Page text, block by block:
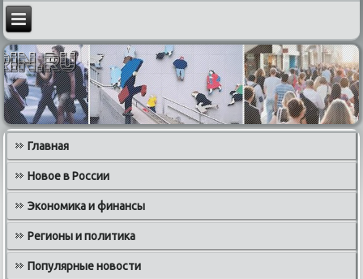
Главная
Новое в России
Экономика и финансы
Регионы и политика
Популярные новости